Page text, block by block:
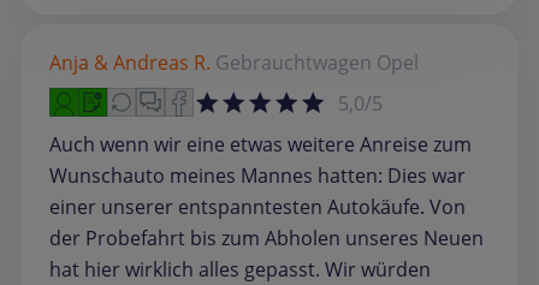
Anja & Andreas R. Gebrauchtwagen Opel
5,0/5
Auch wenn wir eine etwas weitere Anreise zum
Wunschauto meines Mannes hatten: Dies war
einer unserer entspanntesten Autokäufe. Von
der Probefahrt bis zum Abholen unseres Neuen
hat hier wirklich alles gepasst. Wir würden